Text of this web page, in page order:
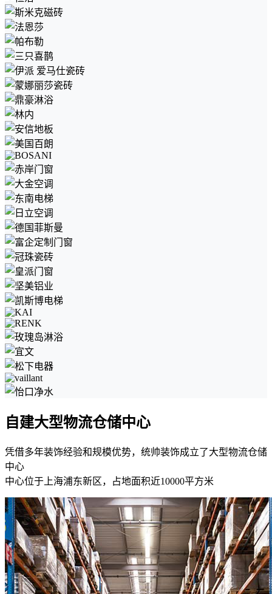
自建大型物流仓储中心
凭借多年装饰经验和规模优势，统帅装饰成立了大型物流仓储
中心
中心位于上海浦东新区，占地面积近10000平方米